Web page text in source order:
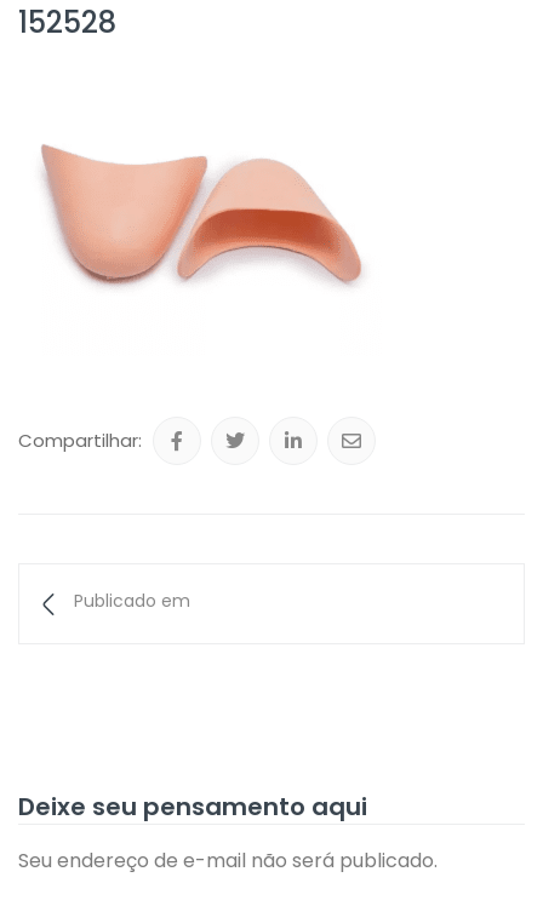
152528
Compartilhar:
Publicado em
Deixe seu pensamento aqui
Seu endereço de e-mail não será publicado.